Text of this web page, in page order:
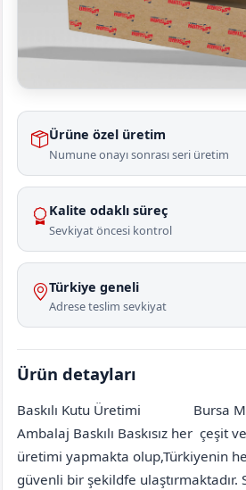
Ürüne özel üretim
Numune onayı sonrası seri üretim
Kalite odaklı süreç
Sevkiyat öncesi kontrol
Türkiye geneli
Adrese teslim sevkiyat
Ürün detayları
Baskılı Kutu Üretimi
Bursa
Ambalaj Baskılı Baskısız her çeşit
üretimi yapmakta olup,Türkiyenin
güvenli bir şekildfe ulaştırmaktadır.